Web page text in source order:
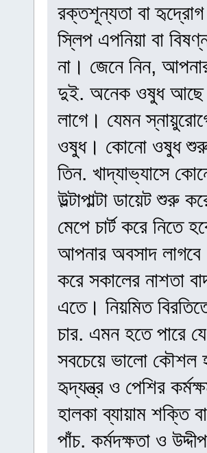
রক্তশূন্যতা বা হৃদ্রোগ
স্লিপ এপনিয়া বা
না। জেনে নিন,
দুই. অনেক ওষুধ আছে
লাগে। যেমন
ওষুধ। কোনো ওষুধ শুরু
তিন. খাদ্যাভ্যাসে
উল্টাপাল্টা ডায়েট শুরু
মেপে চার্ট করে নিতে
আপনার অবসাদ
করে সকালের নাশতা
এতে। নিয়মিত
চার. এমন হতে পারে
সবচেয়ে ভালো কৌশল
হৃদ্যন্ত্র ও পেশির
হালকা ব্যায়াম শক্তি
পাঁচ. কর্মদক্ষতা ও